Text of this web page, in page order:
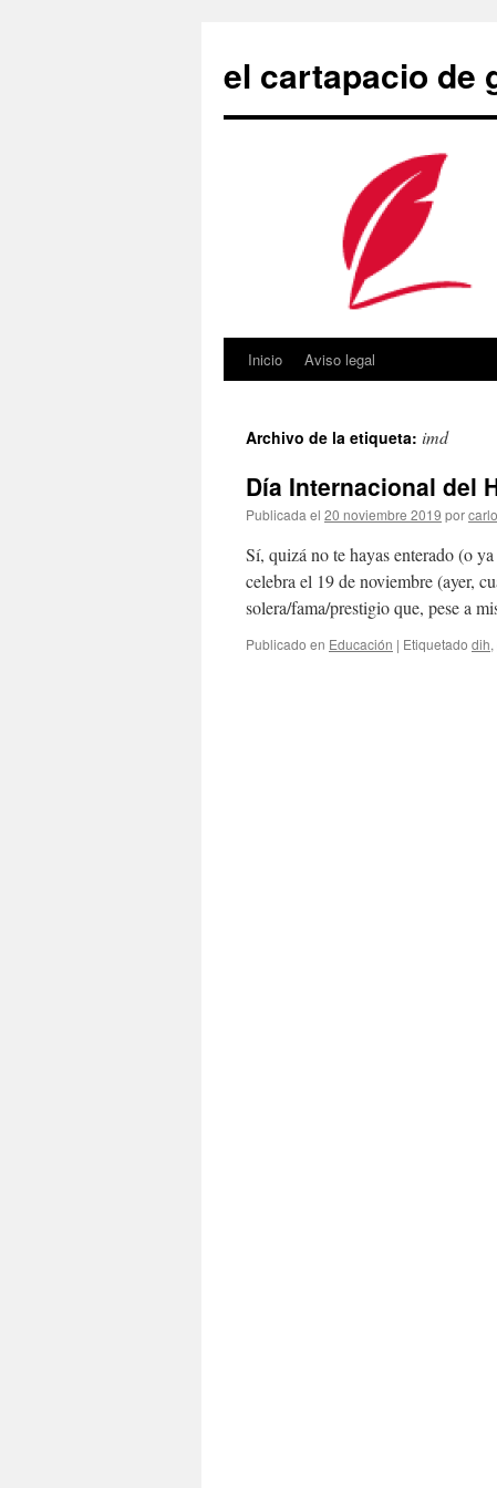
contenido
el cartapacio de
Inicio Aviso legal
Archivo de la etiqueta: imd
Día Internacional del
Publicada el 20 noviembre 2019 por
Sí, quizá no te hayas enterado (o
celebra el 19 de noviembre (ayer,
solera/fama/prestigio que, pese a
Publicado en Educación | Etiquetado dih,